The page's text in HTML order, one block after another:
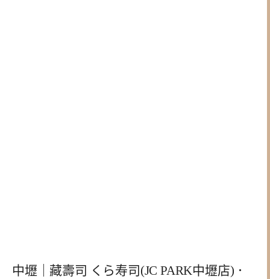
中壢｜藏壽司 くら寿司(JC PARK中壢店)．